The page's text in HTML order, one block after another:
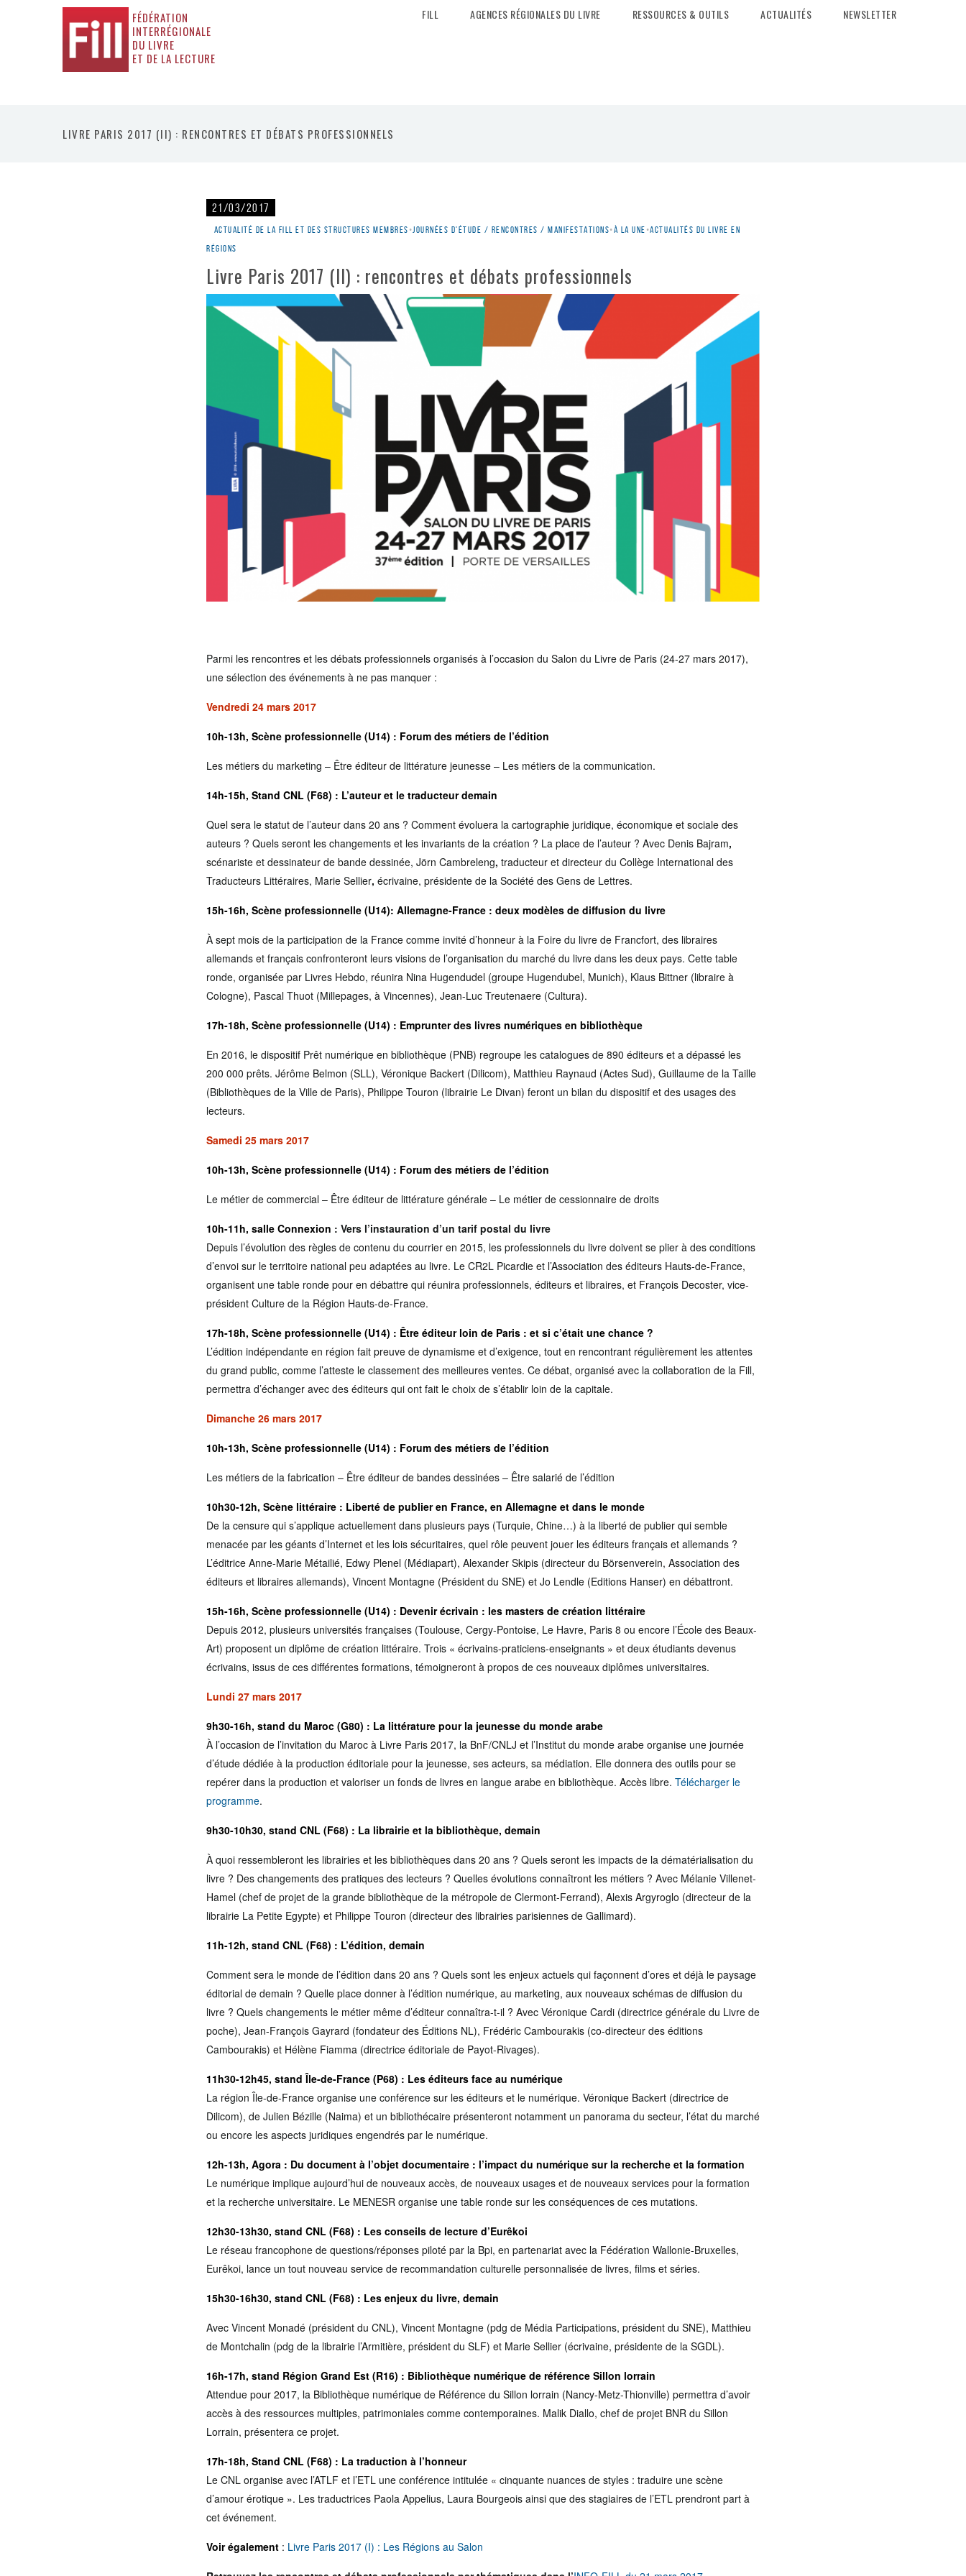
FÉDÉRATION
INTERRÉGIONALE
DU LIVRE
ET DE LA LECTURE
FILL AGENCES RÉGIONALES DU LIVRE RESSOURCES & OUTILS ACTUALITÉS NEWSLETTER
LIVRE PARIS 2017 (II) : RENCONTRES ET DÉBATS PROFESSIONNELS
21/03/2017
Actualité de la Fill et des structures membres •Journées d'étude / rencontres / manifestations•À la une •Actualités du livre en
régions
Livre Paris 2017 (II) : rencontres et débats professionnels
Parmi les rencontres et les débats professionnels organisés à l’occasion du Salon du Livre de Paris (24-27 mars 2017),
une sélection des événements à ne pas manquer :
Vendredi 24 mars 2017
10h-13h, Scène professionnelle (U14) : Forum des métiers de l’édition
Les métiers du marketing – Être éditeur de littérature jeunesse – Les métiers de la communication.
14h-15h, Stand CNL (F68) : L’auteur et le traducteur demain
Quel sera le statut de l’auteur dans 20 ans ? Comment évoluera la cartographie juridique, économique et sociale des
auteurs ? Quels seront les changements et les invariants de la création ? La place de l’auteur ? Avec Denis Bajram,
scénariste et dessinateur de bande dessinée, Jörn Cambreleng, traducteur et directeur du Collège International des
Traducteurs Littéraires, Marie Sellier, écrivaine, présidente de la Société des Gens de Lettres.
15h-16h, Scène professionnelle (U14): Allemagne-France : deux modèles de diffusion du livre
À sept mois de la participation de la France comme invité d’honneur à la Foire du livre de Francfort, des libraires
allemands et français confronteront leurs visions de l’organisation du marché du livre dans les deux pays. Cette table
ronde, organisée par Livres Hebdo, réunira Nina Hugendudel (groupe Hugendubel, Munich), Klaus Bittner (libraire à
Cologne), Pascal Thuot (Millepages, à Vincennes), Jean-Luc Treutenaere (Cultura).
17h-18h, Scène professionnelle (U14) : Emprunter des livres numériques en bibliothèque
En 2016, le dispositif Prêt numérique en bibliothèque (PNB) regroupe les catalogues de 890 éditeurs et a dépassé les
200 000 prêts. Jérôme Belmon (SLL), Véronique Backert (Dilicom), Matthieu Raynaud (Actes Sud), Guillaume de la Taille
(Bibliothèques de la Ville de Paris), Philippe Touron (librairie Le Divan) feront un bilan du dispositif et des usages des
lecteurs.
Samedi 25 mars 2017
10h-13h, Scène professionnelle (U14) : Forum des métiers de l’édition
Le métier de commercial – Être éditeur de littérature générale – Le métier de cessionnaire de droits
10h-11h, salle Connexion : Vers l’instauration d’un tarif postal du livre
Depuis l’évolution des règles de contenu du courrier en 2015, les professionnels du livre doivent se plier à des conditions
d’envoi sur le territoire national peu adaptées au livre. Le CR2L Picardie et l’Association des éditeurs Hauts-de-France,
organisent une table ronde pour en débattre qui réunira professionnels, éditeurs et libraires, et François Decoster, vice-
président Culture de la Région Hauts-de-France.
17h-18h, Scène professionnelle (U14) : Être éditeur loin de Paris : et si c’était une chance ?
L’édition indépendante en région fait preuve de dynamisme et d’exigence, tout en rencontrant régulièrement les attentes
du grand public, comme l’atteste le classement des meilleures ventes. Ce débat, organisé avec la collaboration de la Fill,
permettra d’échanger avec des éditeurs qui ont fait le choix de s’établir loin de la capitale.
Dimanche 26 mars 2017
10h-13h, Scène professionnelle (U14) : Forum des métiers de l’édition
Les métiers de la fabrication – Être éditeur de bandes dessinées – Être salarié de l’édition
10h30-12h, Scène littéraire : Liberté de publier en France, en Allemagne et dans le monde
De la censure qui s’applique actuellement dans plusieurs pays (Turquie, Chine…) à la liberté de publier qui semble
menacée par les géants d’Internet et les lois sécuritaires, quel rôle peuvent jouer les éditeurs français et allemands ?
L’éditrice Anne-Marie Métailié, Edwy Plenel (Médiapart), Alexander Skipis (directeur du Börsenverein, Association des
éditeurs et libraires allemands), Vincent Montagne (Président du SNE) et Jo Lendle (Editions Hanser) en débattront.
15h-16h, Scène professionnelle (U14) : Devenir écrivain : les masters de création littéraire
Depuis 2012, plusieurs universités françaises (Toulouse, Cergy-Pontoise, Le Havre, Paris 8 ou encore l’École des Beaux-
Art) proposent un diplôme de création littéraire. Trois « écrivains-praticiens-enseignants » et deux étudiants devenus
écrivains, issus de ces différentes formations, témoigneront à propos de ces nouveaux diplômes universitaires.
Lundi 27 mars 2017
9h30-16h, stand du Maroc (G80) : La littérature pour la jeunesse du monde arabe
À l’occasion de l’invitation du Maroc à Livre Paris 2017, la BnF/CNLJ et l’Institut du monde arabe organise une journée
d’étude dédiée à la production éditoriale pour la jeunesse, ses acteurs, sa médiation. Elle donnera des outils pour se
repérer dans la production et valoriser un fonds de livres en langue arabe en bibliothèque. Accès libre. Télécharger le
programme.
9h30-10h30, stand CNL (F68) : La librairie et la bibliothèque, demain
À quoi ressembleront les librairies et les bibliothèques dans 20 ans ? Quels seront les impacts de la dématérialisation du
livre ? Des changements des pratiques des lecteurs ? Quelles évolutions connaîtront les métiers ? Avec Mélanie Villenet-
Hamel (chef de projet de la grande bibliothèque de la métropole de Clermont-Ferrand), Alexis Argyroglo (directeur de la
librairie La Petite Egypte) et Philippe Touron (directeur des librairies parisiennes de Gallimard).
11h-12h, stand CNL (F68) : L’édition, demain
Comment sera le monde de l’édition dans 20 ans ? Quels sont les enjeux actuels qui façonnent d’ores et déjà le paysage
éditorial de demain ? Quelle place donner à l’édition numérique, au marketing, aux nouveaux schémas de diffusion du
livre ? Quels changements le métier même d’éditeur connaîtra-t-il ? Avec Véronique Cardi (directrice générale du Livre de
poche), Jean-François Gayrard (fondateur des Éditions NL), Frédéric Cambourakis (co-directeur des éditions
Cambourakis) et Hélène Fiamma (directrice éditoriale de Payot-Rivages).
11h30-12h45, stand Île-de-France (P68) : Les éditeurs face au numérique
La région Île-de-France organise une conférence sur les éditeurs et le numérique. Véronique Backert (directrice de
Dilicom), de Julien Bézille (Naima) et un bibliothécaire présenteront notamment un panorama du secteur, l’état du marché
ou encore les aspects juridiques engendrés par le numérique.
12h-13h, Agora : Du document à l’objet documentaire : l’impact du numérique sur la recherche et la formation
Le numérique implique aujourd’hui de nouveaux accès, de nouveaux usages et de nouveaux services pour la formation
et la recherche universitaire. Le MENESR organise une table ronde sur les conséquences de ces mutations.
12h30-13h30, stand CNL (F68) : Les conseils de lecture d’Eurêkoi
Le réseau francophone de questions/réponses piloté par la Bpi, en partenariat avec la Fédération Wallonie-Bruxelles,
Eurêkoi, lance un tout nouveau service de recommandation culturelle personnalisée de livres, films et séries.
15h30-16h30, stand CNL (F68) : Les enjeux du livre, demain
Avec Vincent Monadé (président du CNL), Vincent Montagne (pdg de Média Participations, président du SNE), Matthieu
de Montchalin (pdg de la librairie l’Armitière, président du SLF) et Marie Sellier (écrivaine, présidente de la SGDL).
16h-17h, stand Région Grand Est (R16) : Bibliothèque numérique de référence Sillon lorrain
Attendue pour 2017, la Bibliothèque numérique de Référence du Sillon lorrain (Nancy-Metz-Thionville) permettra d’avoir
accès à des ressources multiples, patrimoniales comme contemporaines. Malik Diallo, chef de projet BNR du Sillon
Lorrain, présentera ce projet.
17h-18h, Stand CNL (F68) : La traduction à l’honneur
Le CNL organise avec l’ATLF et l’ETL une conférence intitulée « cinquante nuances de styles : traduire une scène
d’amour érotique ». Les traductrices Paola Appelius, Laura Bourgeois ainsi que des stagiaires de l’ETL prendront part à
cet événement.
Voir également : Livre Paris 2017 (I) : Les Régions au Salon